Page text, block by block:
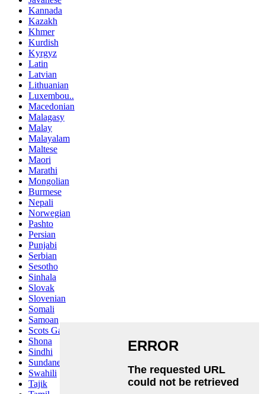
Kannada
Kazakh
Khmer
Kurdish
Kyrgyz
Latin
Latvian
Lithuanian
Luxembou..
Macedonian
Malagasy
Malay
Malayalam
Maltese
Maori
Marathi
Mongolian
Burmese
Nepali
Norwegian
Pashto
Persian
Punjabi
Serbian
Sesotho
Sinhala
Slovak
Slovenian
Somali
Samoan
Scots Gaelic
Shona
Sindhi
Sundanese
Swahili
Tajik